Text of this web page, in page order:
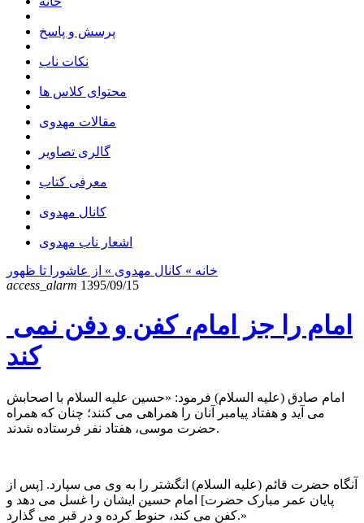
پرسش و پاسخ
نکات ناب
محتوای کلاس ها
مقالات مهدوی
گالری تصاویر
معرفی کتاب
کانال مهدوی
اشعار ناب مهدوی
خانه » کانال مهدوی » از عاشورا تا ظهور
access_alarm 1395/09/15
کند
امام صادق (علیه السلام) فرمود: «حسین علیه السلام با اصحابش
می آید و هفتاد پیامبر آنان را همراهی می کنند؛ چنان که همراه
حضرت موسی، هفتاد نفر فرستاده شدند.
آنگاه حضرت قائم (علیه السلام) انگشتر را به وی می سپارد. [پس از
پایان عمر مبارک حضرت] امام حسین ایشان را غسل می دهد و
کفن می کند، حنوط کرده و در قبر می گذارد.»